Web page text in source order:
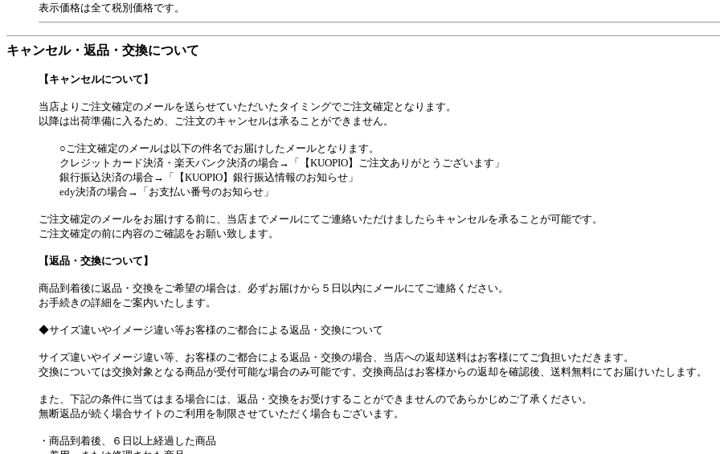
表示価格は全て税別価格です。
キャンセル・返品・交換について
【キャンセルについて】
当店よりご注文確定のメールを送らせていただいたタイミングでご注文確定となります。
以降は出荷準備に入るため、ご注文のキャンセルは承ることができません。
○ご注文確定のメールは以下の件名でお届けしたメールとなります。
クレジットカード決済・楽天バンク決済の場合→「【KUOPIO】ご注文ありがとうございます」
銀行振込決済の場合→「【KUOPIO】銀行振込情報のお知らせ」
edy決済の場合→「お支払い番号のお知らせ」
ご注文確定のメールをお届けする前に、当店までメールにてご連絡いただけましたらキャンセルを承ることが可能です。
ご注文確定の前に内容のご確認をお願い致します。
【返品・交換について】
商品到着後に返品・交換をご希望の場合は、必ずお届けから５日以内にメールにてご連絡ください。
お手続きの詳細をご案内いたします。
◆サイズ違いやイメージ違い等お客様のご都合による返品・交換について
サイズ違いやイメージ違い等、お客様のご都合による返品・交換の場合、当店への返却送料はお客様にてご負担いただきます。
交換については交換対象となる商品が受付可能な場合のみ可能です。交換商品はお客様からの返却を確認後、送料無料にてお届けいたします。
また、下記の条件に当てはまる場合には、返品・交換をお受けすることができませんのであらかじめご了承ください。
無断返品が続く場合サイトのご利用を制限させていただく場合もございます。
・商品到着後、６日以上経過した商品